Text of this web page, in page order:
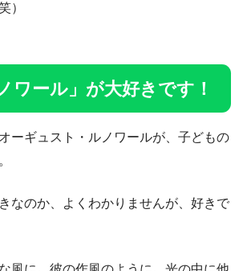
）
ワール」が大好きです！
ーギュスト・ルノワールが、子どもの
なのか、よくわかりませんが、好きで